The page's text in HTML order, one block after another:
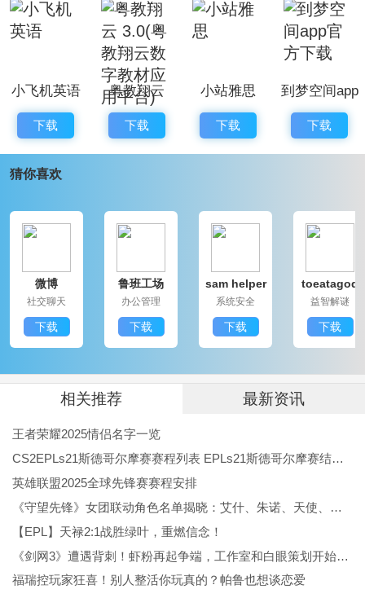
2、软件为用户提供了多种实用功能，能够加强学生安
全。
3、同时也可以通过该软件促进学校和家长之间的互动交
流。
4、教师使用这款软件可以提高老师的各种效率。
5、还能够推动校园信息化建设。
师生通软件特色
教师可以在网上快速发布各种班级通知，组织各种班级
教师可以直接在网上发布作业，直接查看作业完成情
在我的空间里，我将永远保存我孩子学校生活的小时
刻。
在这里，为学生提供了大量优质的学习资源，给学生带
来了很大的帮助
师生通软件亮点
1. 可视化的课程表、学生课程表和课程安排一目了然
小飞机英语
下载
粤教翔云
3.0(粤教翔云
数字教材应用
平台)
下载
小站雅思
下载
到梦空间app
官方下载
下载
猜你喜欢
微博
社交聊天
下载
鲁班工场
办公管理
下载
sam helper
系统安全
下载
toeatagod
益智解谜
下载
相关推荐 最新资讯
王者荣耀2025情侣名字一览
CS2EPLs21斯德哥尔摩赛赛程列表 EPLs21斯德哥尔摩赛结果公布
英雄联盟2025全球先锋赛赛程安排
《守望先锋》女团联动角色名单揭晓：艾什、朱诺、天使、伊拉锐与D.Va！
【EPL】天禄2:1战胜绿叶，重燃信念！
《剑网3》遭遇背刺！虾粉再起争端，工作室和白眼策划开始反噬
福瑞控玩家狂喜！别人整活你玩真的？帕鲁也想谈恋爱